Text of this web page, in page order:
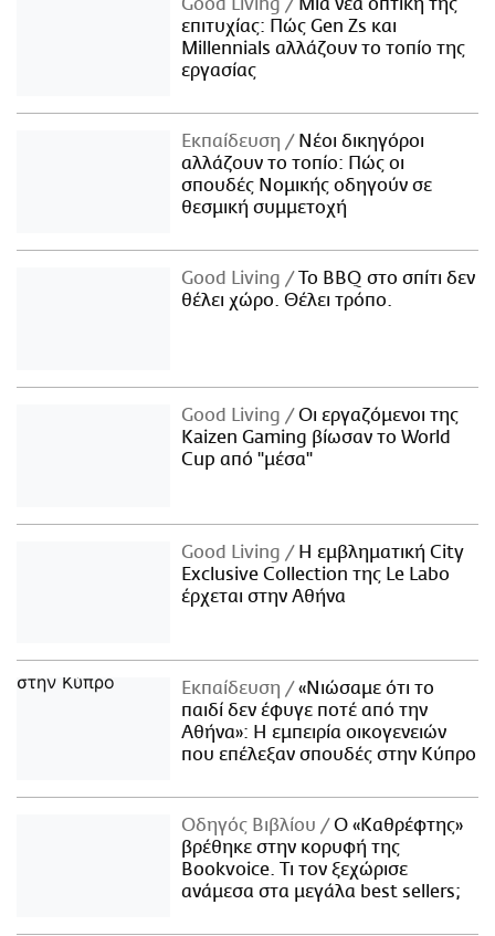
Good Living
Μια νέα οπτική της
επιτυχίας: Πώς Gen Zs και
Millennials αλλάζουν το τοπίο της
εργασίας
Εκπαίδευση
Νέοι δικηγόροι
αλλάζουν το τοπίο: Πώς οι
σπουδές Νομικής οδηγούν σε
θεσμική συμμετοχή
Good Living
Το BBQ στο σπίτι δεν
θέλει χώρο. Θέλει τρόπο.
Good Living
Οι εργαζόμενοι της
Kaizen Gaming βίωσαν το World
Cup από "μέσα"
Good Living
Η εμβληματική City
Exclusive Collection της Le Labo
έρχεται στην Αθήνα
Εκπαίδευση
«Νιώσαμε ότι το
παιδί δεν έφυγε ποτέ από την
Αθήνα»: Η εμπειρία οικογενειών
που επέλεξαν σπουδές στην Κύπρο
Οδηγός Βιβλίου
Ο «Καθρέφτης»
βρέθηκε στην κορυφή της
Bookvoice. Τι τον ξεχώρισε
ανάμεσα στα μεγάλα best sellers;